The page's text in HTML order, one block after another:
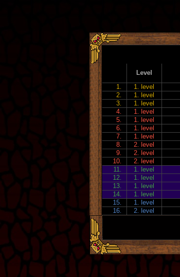
Level
1.
1. level
2.
1. level
3.
1. level
4.
1. level
5.
1. level
6.
1. level
7.
1. level
8.
2. level
9.
2. level
10.
2. level
11.
1. level
12.
1. level
13.
1. level
14.
1. level
15.
1. level
16.
2. level